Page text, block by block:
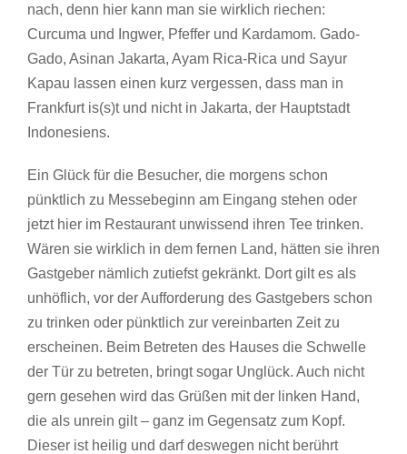
nach, denn hier kann man sie wirklich riechen:
Curcuma und Ingwer, Pfeffer und Kardamom. Gado-
Gado, Asinan Jakarta, Ayam Rica-Rica und Sayur
Kapau lassen einen kurz vergessen, dass man in
Frankfurt is(s)t und nicht in Jakarta, der Hauptstadt
Indonesiens.
Ein Glück für die Besucher, die morgens schon
pünktlich zu Messebeginn am Eingang stehen oder
jetzt hier im Restaurant unwissend ihren Tee trinken.
Wären sie wirklich in dem fernen Land, hätten sie ihren
Gastgeber nämlich zutiefst gekränkt. Dort gilt es als
unhöflich, vor der Aufforderung des Gastgebers schon
zu trinken oder pünktlich zur vereinbarten Zeit zu
erscheinen. Beim Betreten des Hauses die Schwelle
der Tür zu betreten, bringt sogar Unglück. Auch nicht
gern gesehen wird das Grüßen mit der linken Hand,
die als unrein gilt – ganz im Gegensatz zum Kopf.
Dieser ist heilig und darf deswegen nicht berührt